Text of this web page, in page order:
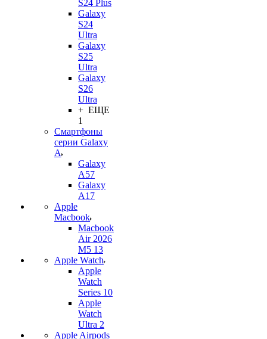
S24 Plus
Galaxy
S24
Ultra
Galaxy
S25
Ultra
Galaxy
S26
Ultra
+ ЕЩЕ
1
Смартфоны
серии Galaxy
A
Galaxy
A57
Galaxy
A17
Apple
Macbook
Macbook
Air 2026
M5 13
Apple Watch
Apple
Watch
Series 10
Apple
Watch
Ultra 2
Apple Airpods